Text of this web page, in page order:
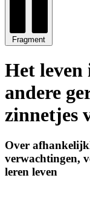
Fragment
Het leven
andere
zinnetjes
Over
verwachtingen,
leren leven